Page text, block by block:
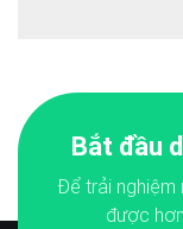
Bắt đầu
Để trải nghiệm
được hơn